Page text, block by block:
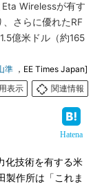
Wirelessが有す
さらに優れたRF
億米ドル（約165
準 ，EE Times Japan]
表示
関連情報
Hatena
化技術を有する米
製作所は「これま